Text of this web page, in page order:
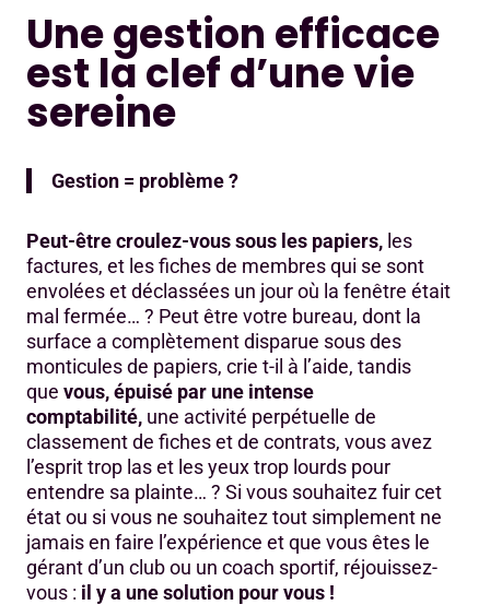
Une gestion efficace
est la clef d’une vie
sereine
Gestion = problème ?
Peut-être croulez-vous sous les papiers, les
factures, et les fiches de membres qui se sont
envolées et déclassées un jour où la fenêtre était
mal fermée… ? Peut être votre bureau, dont la
surface a complètement disparue sous des
monticules de papiers, crie t-il à l’aide, tandis
que vous, épuisé par une intense
comptabilité, une activité perpétuelle de
classement de fiches et de contrats, vous avez
l’esprit trop las et les yeux trop lourds pour
entendre sa plainte… ? Si vous souhaitez fuir cet
état ou si vous ne souhaitez tout simplement ne
jamais en faire l’expérience et que vous êtes le
gérant d’un club ou un coach sportif, réjouissez-
vous : il y a une solution pour vous !
Une gestion efficace est la clef d’une vie sereine
Et si la solution logicielle était la bonne ?
Devenez zen en gestion !
Pourquoi Deciplus ?